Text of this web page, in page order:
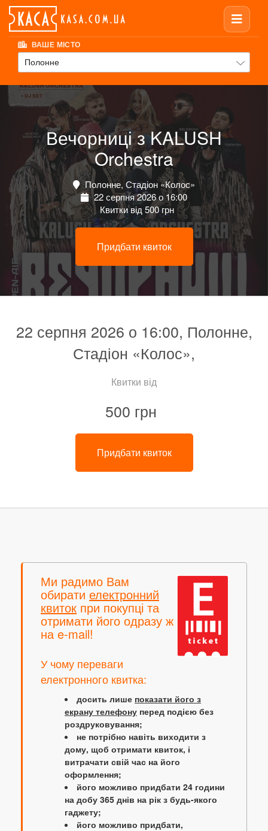
ВАШЕ МІСТО
Полонне
Вечорниці з KALUSH
Orchestra
Полонне, Стадіон «Колос»
22 серпня 2026 о 16:00
Квитки від 500 грн
Придбати квиток
22 серпня 2026 о 16:00, Полонне,
Стадіон «Колос»,
Квитки від
500 грн
Придбати квиток
Ми радимо Вам
обирати електронний
квиток при покупці та
отримати його одразу ж
на e-mail!
У чому переваги
електронного квитка:
досить лише показати його з
екрану телефону перед подією без
роздруковування;
не потрібно навіть виходити з
дому, щоб отримати квиток, і
витрачати свій час на його
оформлення;
його можливо придбати 24 години
на добу 365 днів на рік з будь-якого
гаджету;
його можливо придбати,